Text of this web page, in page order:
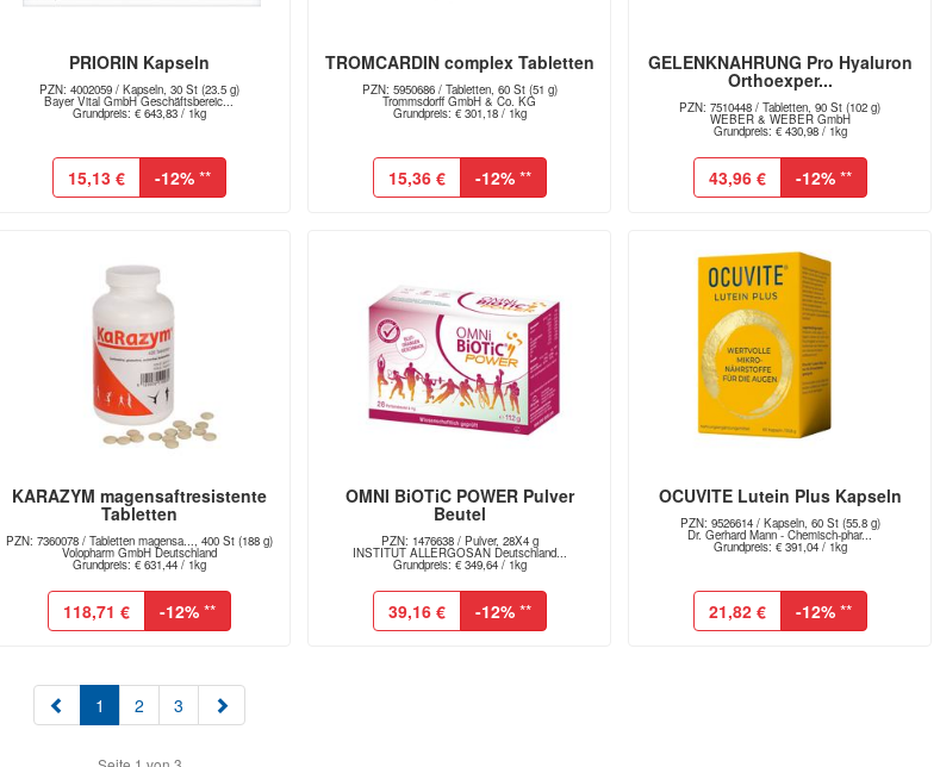
PRIORIN Kapseln
PZN: 4002059 / Kapseln, 30 St (23.5 g)
Bayer Vital GmbH Geschäftsbereic...
Grundpreis: € 643,83 / 1kg
15,13 € -12%**
TROMCARDIN complex Tabletten
PZN: 5950686 / Tabletten, 60 St (51 g)
Trommsdorff GmbH & Co. KG
Grundpreis: € 301,18 / 1kg
15,36 € -12%**
GELENKNAHRUNG Pro Hyaluron
Orthoexper...
PZN: 7510448 / Tabletten, 90 St (102 g)
WEBER & WEBER GmbH
Grundpreis: € 430,98 / 1kg
43,96 € -12%**
KARAZYM magensaftresistente
Tabletten
PZN: 7360078 / Tabletten magensa..., 400 St (188 g)
Volopharm GmbH Deutschland
Grundpreis: € 631,44 / 1kg
118,71 € -12%**
OMNI BiOTiC POWER Pulver
Beutel
PZN: 1476638 / Pulver, 28X4 g
INSTITUT ALLERGOSAN Deutschland...
Grundpreis: € 349,64 / 1kg
39,16 € -12%**
OCUVITE Lutein Plus Kapseln
PZN: 9526614 / Kapseln, 60 St (55.8 g)
Dr. Gerhard Mann - Chemisch-phar...
Grundpreis: € 391,04 / 1kg
21,82 € -12%**
1 (aktuell)
2 3